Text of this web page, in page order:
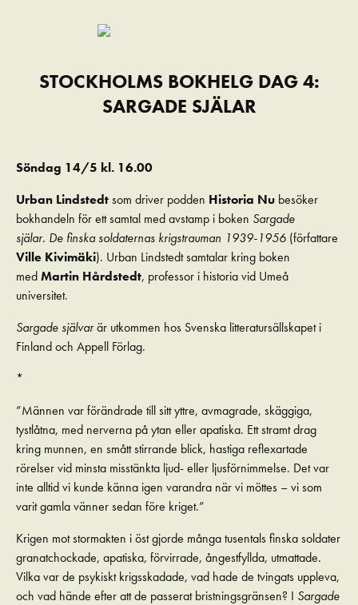
STOCKHOLMS BOKHELG DAG 4:
SARGADE SJÄLAR
Söndag 14/5 kl. 16.00
Urban Lindstedtsom driver podden Historia Nu besöker
bokhandeln för ett samtal med avstamp i boken Sargade
själar. De finska soldaternas krigstrauman 1939-1956 (författare
Ville Kivimäki). Urban Lindstedt samtalar kring boken
medMartin Hårdstedt, professor i historia vid Umeå
universitet.
Sargade självarär utkommen hos Svenska litteratursällskapet i
Finland och Appell Förlag.
*
”Männen var förändrade till sitt yttre, avmagrade, skäggiga,
tystlåtna, med nerverna på ytan eller apatiska. Ett stramt drag
kring munnen, en smått stirrande blick, hastiga reflexartade
rörelser vid minsta misstänkta ljud- eller ljusförnimmelse. Det var
inte alltid vi kunde känna igen varandra när vi möttes – vi som
varit gamla vänner sedan före kriget.”
Krigen mot stormakten i öst gjorde många tusentals finska soldater
granatchockade, apatiska, förvirrade, ångestfyllda, utmattade.
Vilka var de psykiskt krigsskadade, vad hade de tvingats uppleva,
och vad hände efter att de passerat bristningsgränsen? I Sargade